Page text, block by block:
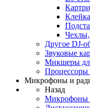
Другое DJ-
Звуковые
Микшеры
Процессоры
Микрофоны и
Назад
Микрофоны